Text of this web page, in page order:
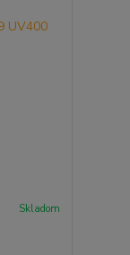
Skladom